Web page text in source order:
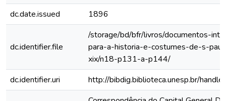
dc.date.issued
1896
dc.identifier.file
/storage/bd/bfr/livros/documentos-
para-a-historia-e-costumes-de-s-
xix/n18-p131-a-p144/
dc.identifier.uri
http://bibdig.biblioteca.unesp.br/